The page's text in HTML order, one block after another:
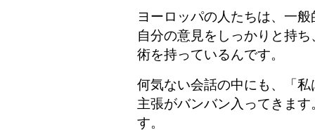
ヨーロッパの人たちは、一
自分の意見をしっかりと持
術を持っているんです。
何気ない会話の中にも、「
主張がバンバン入ってきま
す。